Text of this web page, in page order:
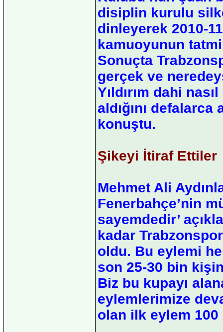
disiplin kurulu
dinleyerek 2010-
kamuoyunun
Sonuçta
gerçek ve
Yıldırım dahi
aldığını
konuştu.
Şikeyi İtiraf Ettiler
Mehmet Ali
Fenerbahçe’nin
sayemdedir’
kadar
oldu. Bu eylemi
son 25-30 bin
Biz bu kupayı
eylemlerimize
olan ilk eylem